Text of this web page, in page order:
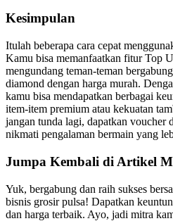
Kesimpulan
Itulah beberapa cara cepat
Kamu bisa memanfaatkan fitur Top
mengundang teman-teman
diamond dengan harga murah.
kamu bisa mendapatkan berbagai
item-item premium atau kekuatan
jangan tunda lagi, dapatkan voucher
nikmati pengalaman bermain yang
Jumpa Kembali di Artikel
Yuk, bergabung dan raih sukses
bisnis grosir pulsa! Dapatkan
dan harga terbaik. Ayo, jadi mitra